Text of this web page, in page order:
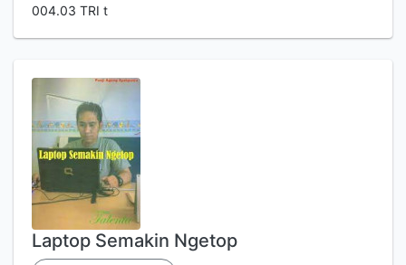
004.03 TRI t
Laptop Semakin Ngetop